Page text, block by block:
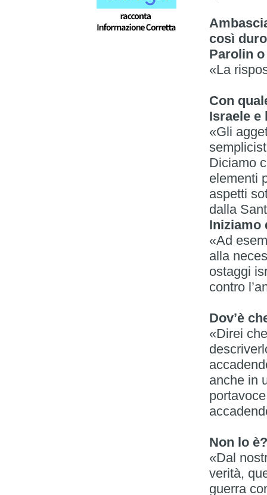
così
Parolin
«La
Con
Israele e
«Gli
Diciamo
elementi
aspetti
dalla
Iniziamo
«Ad
alla
ostaggi
contro
Dov’è
«Direi
anche in
Non lo è?
«Dal
verità,
guerra